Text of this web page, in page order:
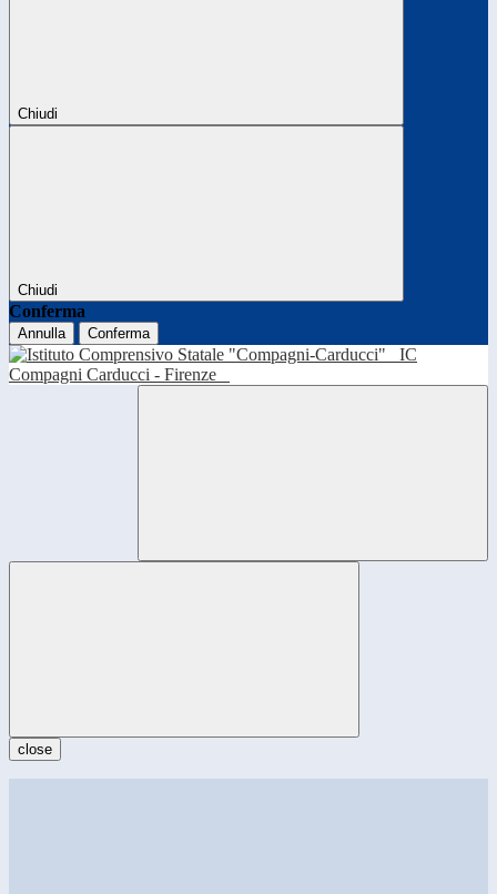
Chiudi
Chiudi
Conferma
Annulla Conferma
IC
Compagni Carducci - Firenze
close